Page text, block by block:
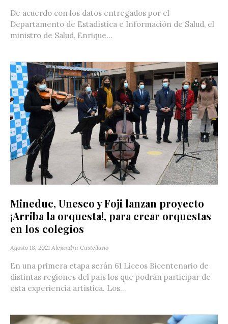
De acuerdo con los datos entregados por el
Departamento de Estadística e Información de Salud, el
ministro de Salud, Enrique...
Mineduc, Unesco y Foji lanzan proyecto
¡Arriba la orquesta!, para crear orquestas
en los colegios
Agosto 18, 2021 Alejandra Castellano
En una primera etapa serán 61 Liceos Bicentenario de
distintas regiones del país los que podrán participar de
esta experiencia artística. Los...